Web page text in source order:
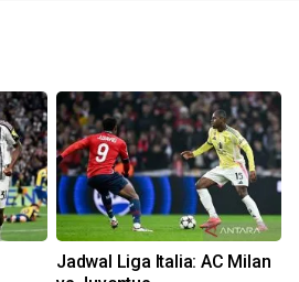
Jadwal Liga Italia: AC Milan